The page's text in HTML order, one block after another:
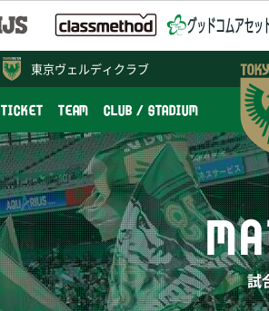
東京ヴェルディクラブ
TICKET TEAM CLUB / STADIUM
試